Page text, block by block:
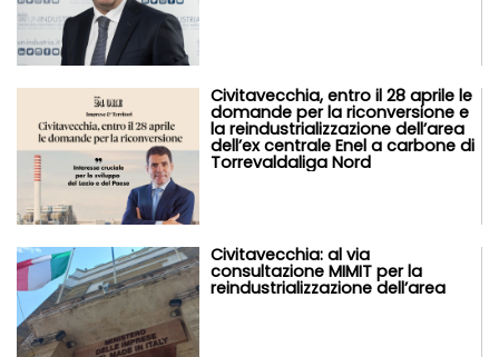
Civitavecchia, entro il 28 aprile le
domande per la riconversione e
la reindustrializzazione dell’area
dell’ex centrale Enel a carbone di
Torrevaldaliga Nord
Civitavecchia: al via
consultazione MIMIT per la
reindustrializzazione dell’area